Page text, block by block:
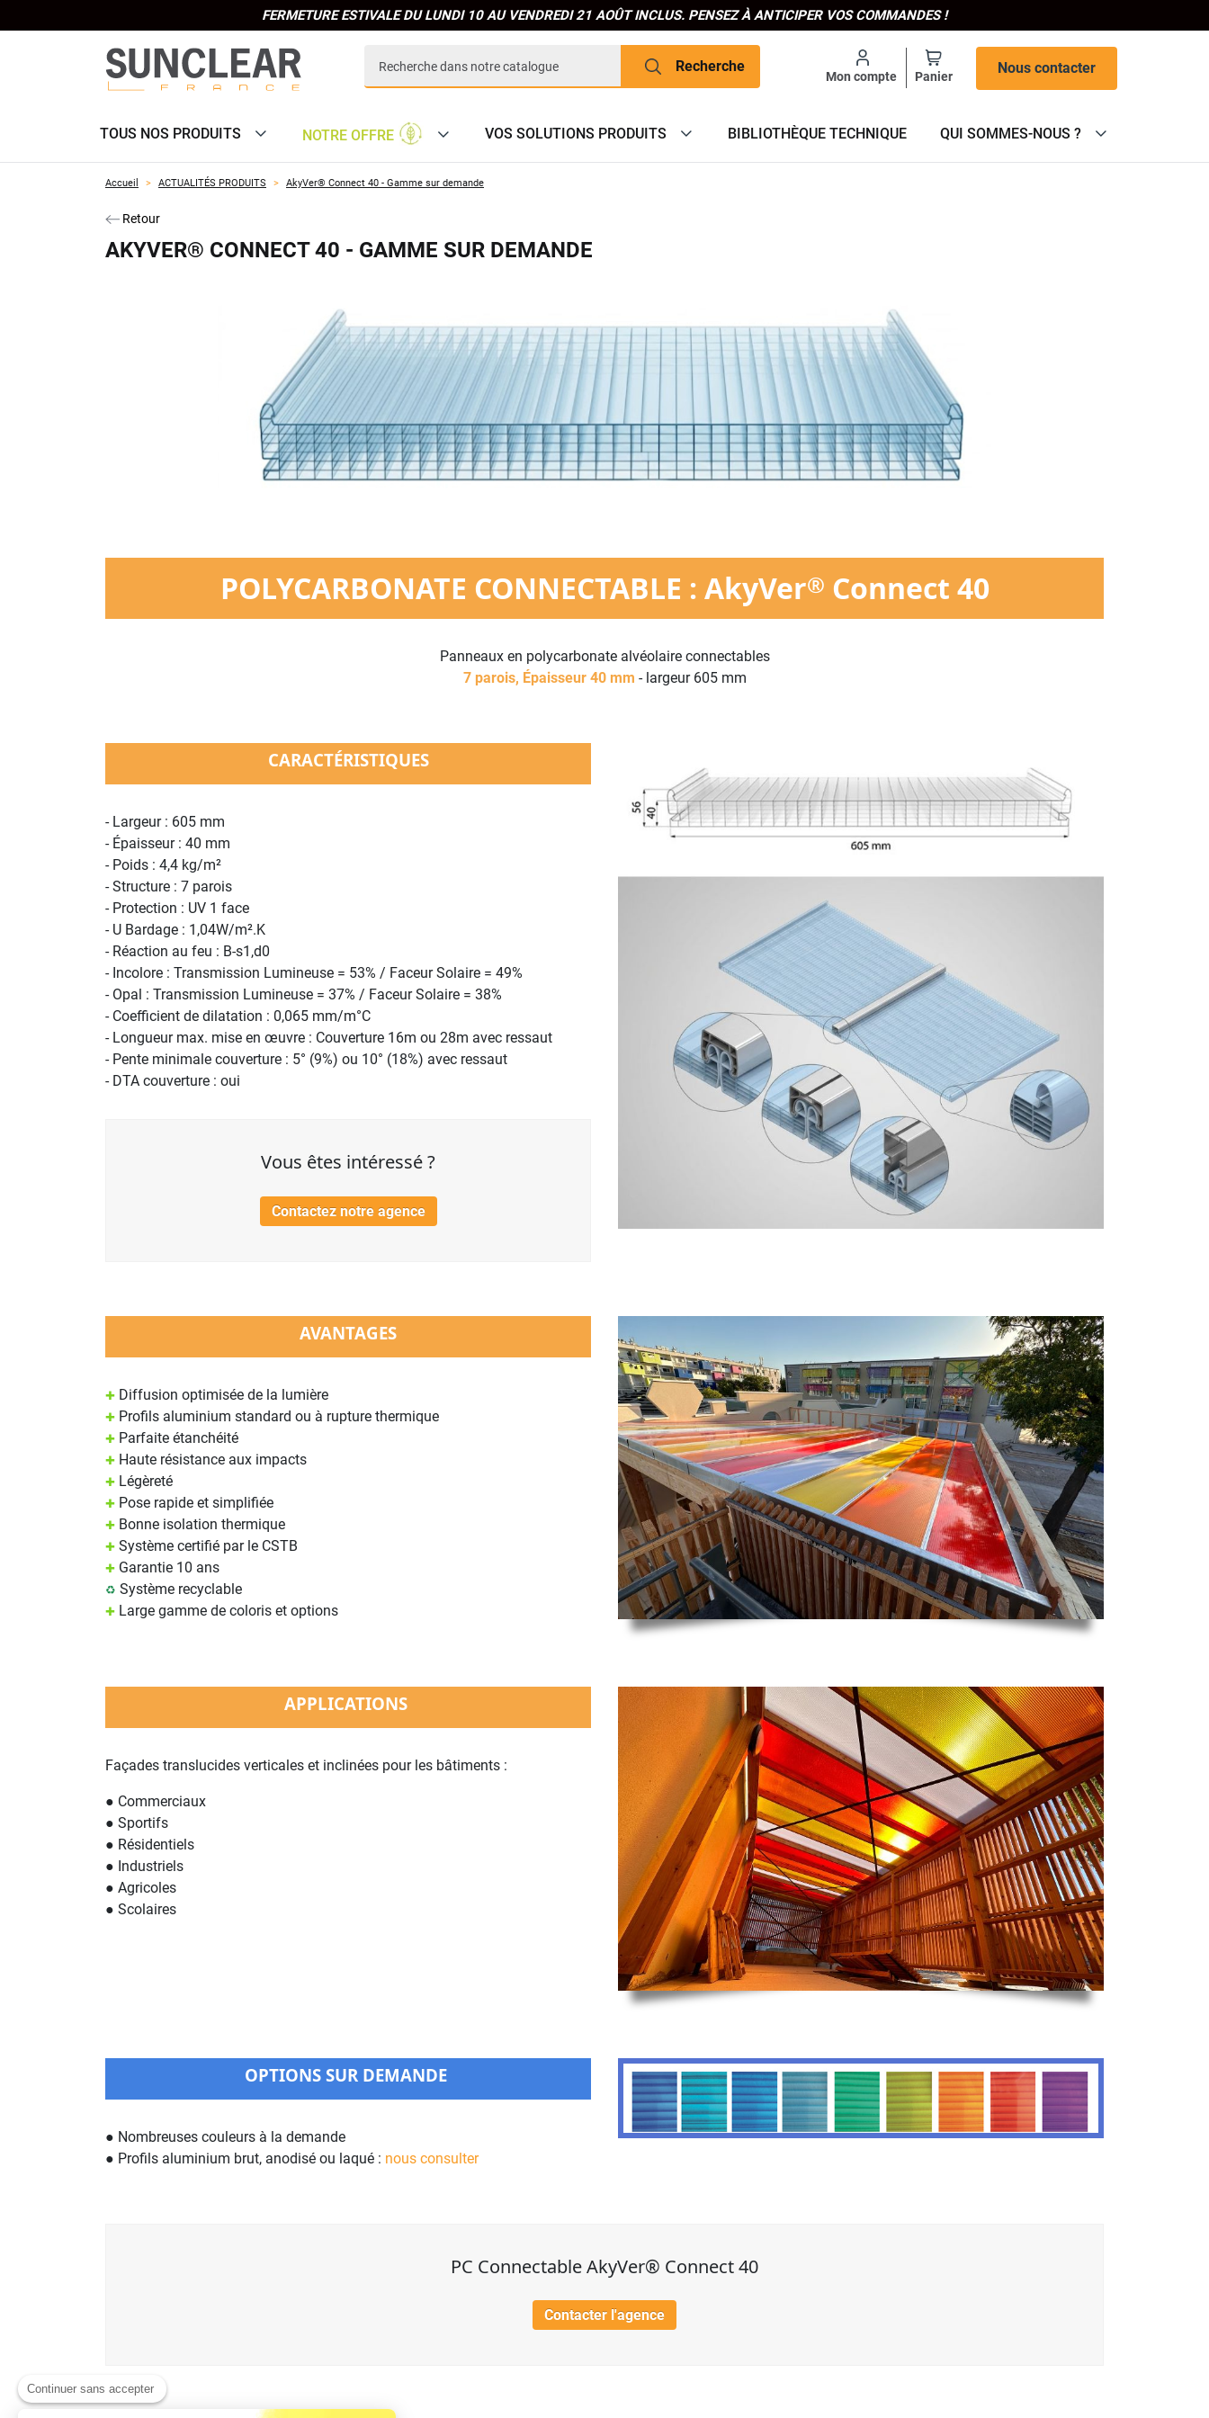
FERMETURE ESTIVALE DU LUNDI 10 AU VENDREDI 21 AOÛT INCLUS. PENSEZ À ANTICIPER VOS COMMANDES !
Recherche
Mon compte Panier
Nous contacter
TOUS NOS PRODUITS NOTRE OFFRE VOS SOLUTIONS PRODUITS BIBLIOTHÈQUE TECHNIQUE QUI SOMMES-NOUS ?
Accueil ACTUALITÉS PRODUITS AkyVer® Connect 40 - Gamme sur demande
Retour
AKYVER® CONNECT 40 - GAMME SUR DEMANDE
POLYCARBONATE CONNECTABLE : AkyVer® Connect 40
Panneaux en polycarbonate alvéolaire connectables
7 parois, Épaisseur 40 mm - largeur 605 mm
CARACTÉRISTIQUES
-Largeur : 605 mm
-Épaisseur : 40 mm
- Poids : 4,4 kg/m²
- Structure : 7 parois
- Protection : UV 1 face
- U Bardage : 1,04W/m².K
- Réaction au feu : B-s1,d0
- Incolore : Transmission Lumineuse = 53% / Faceur Solaire = 49%
- Opal : Transmission Lumineuse = 37% / Faceur Solaire = 38%
- Coefficient de dilatation : 0,065 mm/m°C
- Longueur max. mise en œuvre : Couverture 16m ou 28m avec ressaut
- Pente minimale couverture : 5° (9%) ou 10° (18%) avec ressaut
- DTA couverture : oui
Vous êtes intéressé ?
Contactez notre agence
AVANTAGES
✚ Diffusion optimisée de la lumière
✚ Profils aluminium standard ou à rupture thermique
✚ Parfaite étanchéité
✚ Haute résistance aux impacts
✚ Légèreté
✚ Pose rapide et simplifiée
✚ Bonne isolation thermique
✚ Système certifié par le CSTB
✚ Garantie 10 ans
♻ Système recyclable
✚ Large gamme de coloris et options
APPLICATIONS
Façades translucides verticales et inclinées pour les bâtiments :
● Commerciaux
● Sportifs
● Résidentiels
● Industriels
● Agricoles
● Scolaires
OPTIONS SUR DEMANDE
● Nombreuses couleurs à la demande
● Profils aluminium brut, anodisé ou laqué : nous consulter
PC Connectable AkyVer® Connect 40
Contacter l'agence
Continuer sans accepter